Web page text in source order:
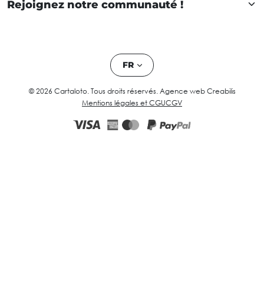
Rejoignez notre communauté !
FR
© 2026 Cartaloto. Tous droits réservés. Agence web Creabilis
Mentions légales et CGUCGV